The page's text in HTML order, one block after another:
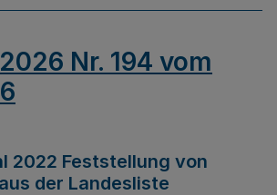
Nr. 194 vom
2022 Feststellung von
der Landesliste